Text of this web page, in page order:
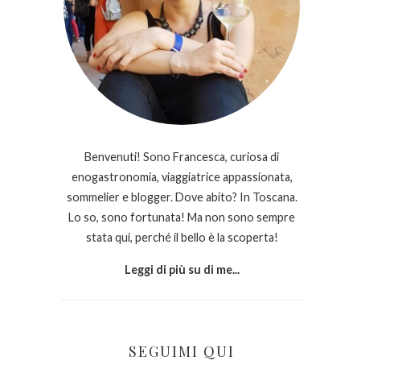
Benvenuti! Sono Francesca, curiosa di
enogastronomia, viaggiatrice appassionata,
sommelier e blogger. Dove abito? In Toscana.
Lo so, sono fortunata! Ma non sono sempre
stata qui, perché il bello è la scoperta!
Leggi di più su di me...
SEGUIMI QUI